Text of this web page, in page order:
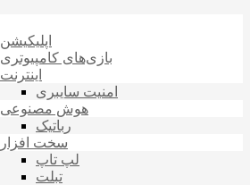
اپلیکیشن
بازی‌های کامپیوتری
اینترنت
امنیت سایبری
هوش مصنوعی
رباتیک
سخت افزار
لپ تاپ
تبلت